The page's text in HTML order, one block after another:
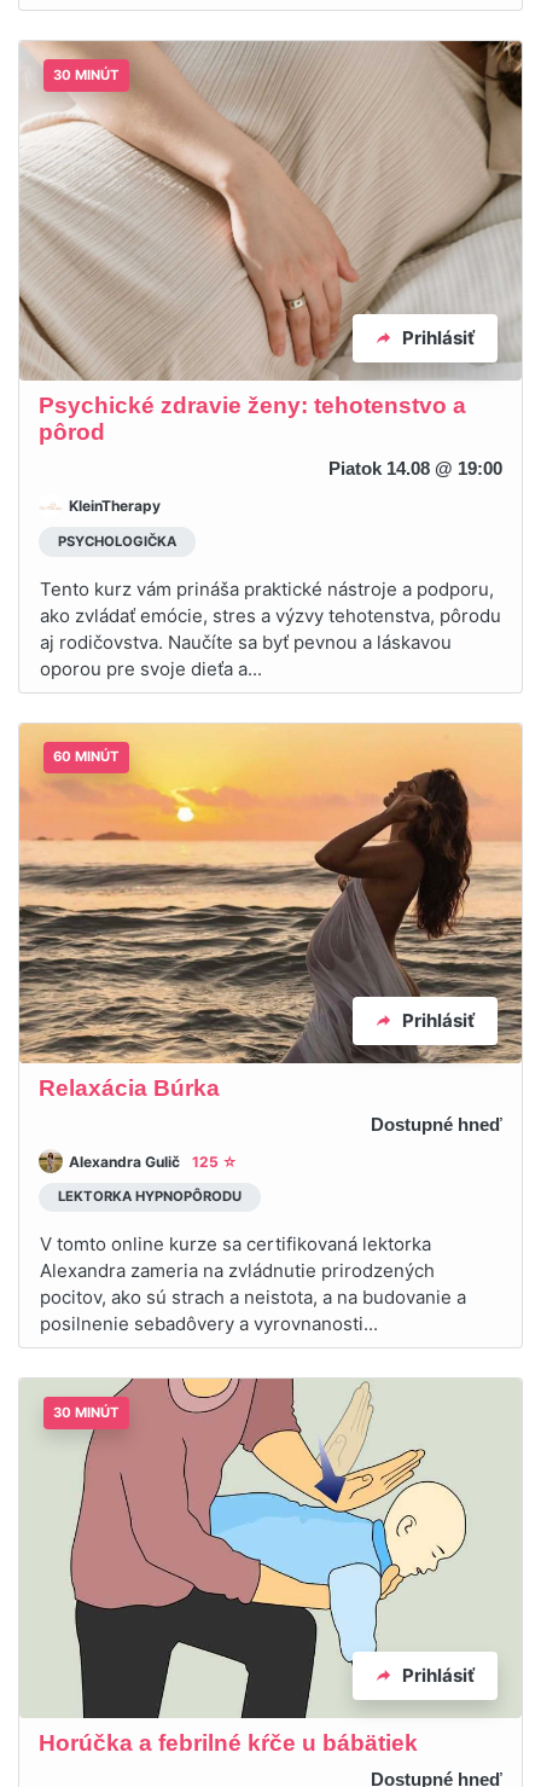
30 MINÚT
Prihlásiť
Psychické zdravie ženy: tehotenstvo a
pôrod
Piatok 14.08 @ 19:00
KleinTherapy
PSYCHOLOGIČKA
Tento kurz vám prináša praktické nástroje a podporu,
ako zvládať emócie, stres a výzvy tehotenstva, pôrodu
aj rodičovstva. Naučíte sa byť pevnou a láskavou
oporou pre svoje dieťa a...
60 MINÚT
Prihlásiť
Relaxácia Búrka
Dostupné hneď
Alexandra Gulič 125 ☆
LEKTORKA HYPNOPÔRODU
V tomto online kurze sa certifikovaná lektorka
Alexandra zameria na zvládnutie prirodzených
pocitov, ako sú strach a neistota, a na budovanie a
posilnenie sebadôvery a vyrovnanosti...
30 MINÚT
Prihlásiť
Horúčka a febrilné kŕče u bábätiek
Dostupné hneď